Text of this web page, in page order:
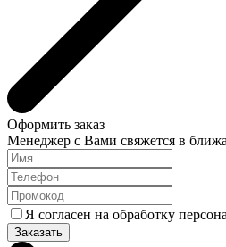
Оформить заказ
Менеджер с Вами свяжется в
Я согласен на обработку
Заказать